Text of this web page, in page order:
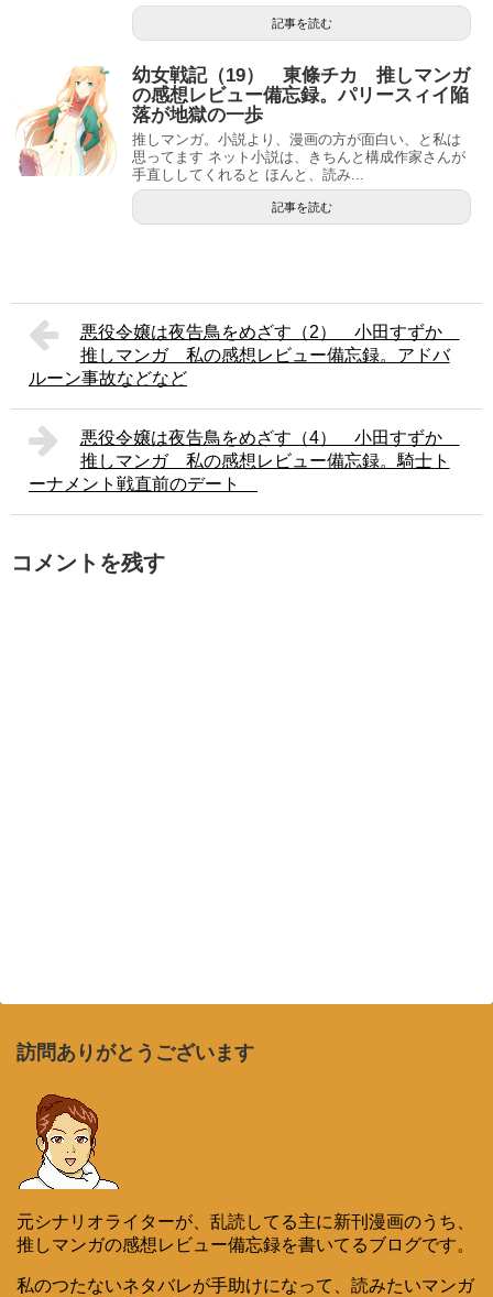
記事を読む
幼女戦記（19） 東條チカ 推しマンガ
の感想レビュー備忘録。パリースィイ陥
落が地獄の一歩
推しマンガ。小説より、漫画の方が面白い、と私は
思ってます ネット小説は、きちんと構成作家さんが
手直ししてくれると ほんと、読み...
記事を読む
悪役令嬢は夜告鳥をめざす（2） 小田すずか
推しマンガ 私の感想レビュー備忘録。アドバ
ルーン事故などなど
悪役令嬢は夜告鳥をめざす（4） 小田すずか
推しマンガ 私の感想レビュー備忘録。騎士ト
ーナメント戦直前のデート
コメントを残す
訪問ありがとうございます
元シナリオライターが、乱読してる主に新刊漫画のうち、
推しマンガの感想レビュー備忘録を書いてるブログです。
私のつたないネタバレが手助けになって、読みたいマンガ